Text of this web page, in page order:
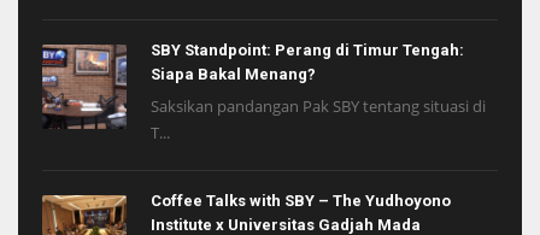
SBY Standpoint: Perang di Timur Tengah:
Siapa Bakal Menang?
Saksikan pandangan Pak SBY tentang situasi di
T...
Coffee Talks with SBY – The Yudhoyono
Institute x Universitas Gadjah Mada